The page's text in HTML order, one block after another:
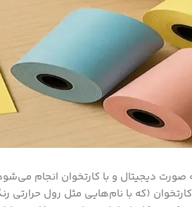
صورت دیجیتال و با کارتخوان انجام
(که با نام‌هایی مثل رول